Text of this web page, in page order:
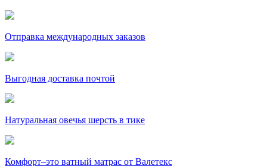
Отправка международных заказов
Выгодная доставка почтой
Натуральная овечья шерсть в тике
Комфорт–это ватный матрас от Валетекс